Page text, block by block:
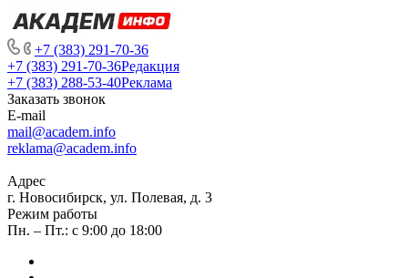
+7 (383) 291-70-36
+7 (383) 291-70-36Редакция
+7 (383) 288-53-40Реклама
Заказать звонок
E-mail
mail@academ.info
reklama@academ.info
Адрес
г. Новосибирск, ул. Полевая, д. 3
Режим работы
Пн. – Пт.: с 9:00 до 18:00